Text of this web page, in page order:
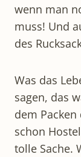
wenn man
muss! Und
des
Was das
sagen, das
dem Packen
schon
tolle Sache.